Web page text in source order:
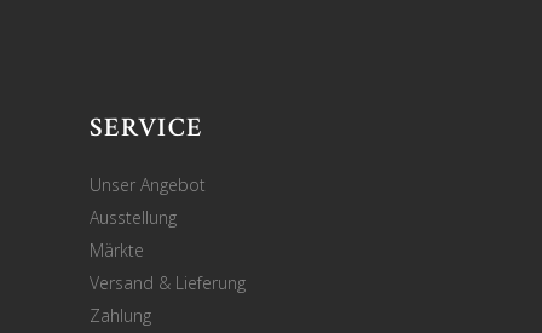
SERVICE
Unser Angebot
Ausstellung
Märkte
Versand & Lieferung
Zahlung